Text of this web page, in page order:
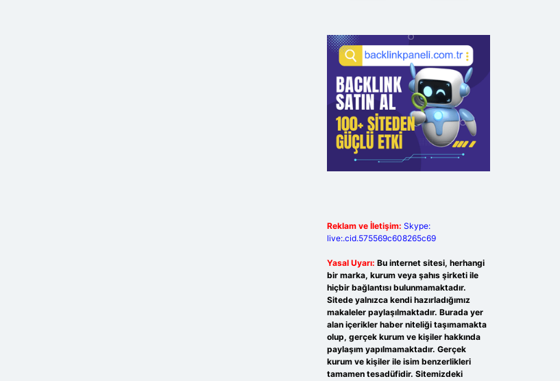
Reklam ve İletişim: Skype:
live:.cid.575569c608265c69
Yasal Uyarı: Bu internet sitesi, herhangi
bir marka, kurum veya şahıs şirketi ile
hiçbir bağlantısı bulunmamaktadır.
Sitede yalnızca kendi hazırladığımız
makaleler paylaşılmaktadır. Burada yer
alan içerikler haber niteliği taşımamakta
olup, gerçek kurum ve kişiler hakkında
paylaşım yapılmamaktadır. Gerçek
kurum ve kişiler ile isim benzerlikleri
tamamen tesadüfidir. Sitemizdeki